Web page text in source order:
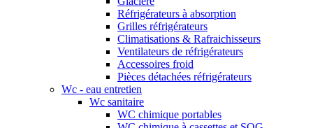
Réfrigérateurs à absorption
Grilles réfrigérateurs
Climatisations & Rafraichisseurs
Ventilateurs de réfrigérateurs
Accessoires froid
Pièces détachées réfrigérateurs
Wc - eau entretien
Wc sanitaire
WC chimique portables